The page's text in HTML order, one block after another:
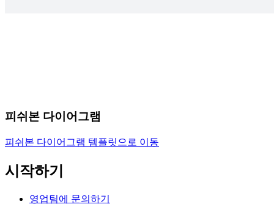
피쉬본 다이어그램
피쉬본 다이어그램 템플릿으로 이동
시작하기
영업팀에 문의하기